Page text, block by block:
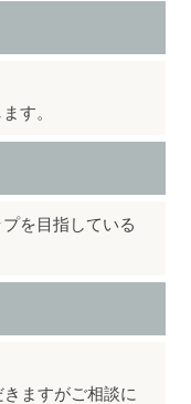
す。
を目指している
ますがご相談に